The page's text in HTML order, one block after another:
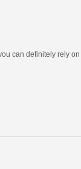
can definitely rely on